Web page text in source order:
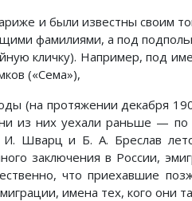
и были известны своим
фамилиями, а под
кличку). Например, под
(«Сема»),
(на протяжении декабря
из них уехали раньше —
Шварц и Б. А. Бреслав
заключения в России,
что приехавшие
имена тех, кого они